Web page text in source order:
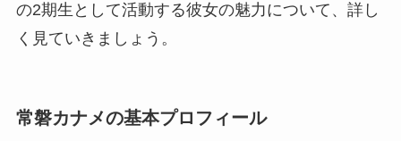
の2期生として活動する彼女の魅力について、詳し
く見ていきましょう。
常磐カナメの基本プロフィール